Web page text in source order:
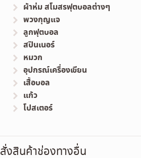
ผ้าห่ม สโมสรฟุตบอลต่างๆ
พวงกุญแจ
ลูกฟุตบอล
สปินเนอร์
หมวก
อุปกรณ์เครื่องเขียน
เสื้อบอล
แก้ว
โปสเตอร์
สั่งสินค้าช่องทางอื่น